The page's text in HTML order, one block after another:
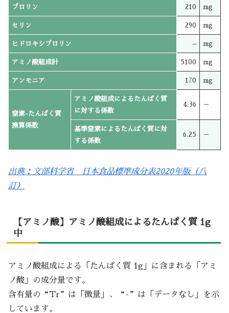
プロリン 210 mg
セリン 290 mg
ヒドロキシプロリン – mg
アミノ酸組成計 5100 mg
アンモニア 170 mg
窒素-たんぱく質
換算係数
アミノ酸組成によるたんぱく質
に対する係数
4.36 －
基準窒素によるたんぱく質に対
する係数
6.25 －
出典：文部科学省 日本食品標準成分表2020年版（八
訂）
【アミノ酸】アミノ酸組成によるたんぱく質 1g
中
アミノ酸組成による「たんぱく質 1g」に含まれる「アミ
ノ酸」の成分量です。
含有量の“Tr”は「微量」、“-”は「データなし」を示
しています。